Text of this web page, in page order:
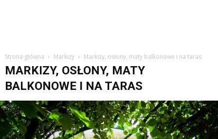
Strona główna Markizy Markizy, osłony, maty balkonowe i na taras
MARKIZY, OSŁONY, MATY
BALKONOWE I NA TARAS